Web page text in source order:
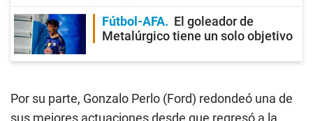
Fútbol-AFA
El goleador de
Metalúrgico tiene un solo objetivo
Por su parte, Gonzalo Perlo (Ford) redondeó una de
sus mejores actuaciones desde que regresó a la